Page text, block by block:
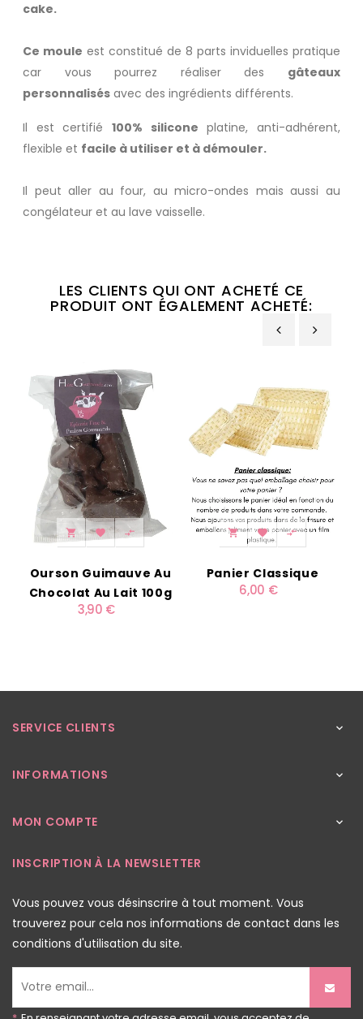
cake.
Ce moule est constitué de 8 parts inviduelles pratique
car vous pourrez réaliser des gâteaux
personnalisés avec des ingrédients différents.
Il est certifié 100% silicone platine, anti-adhérent,
flexible et facile à utiliser et à démouler.
Il peut aller au four, au micro-ondes mais aussi au
congélateur et au lave vaisselle.
LES CLIENTS QUI ONT ACHETÉ CE
PRODUIT ONT ÉGALEMENT ACHETÉ:
  
Ourson Guimauve Au
Chocolat Au Lait 100g
3,90 €
  
Panier Classique
6,00 €
SERVICE CLIENTS 
INFORMATIONS 
MON COMPTE 
INSCRIPTION À LA NEWSLETTER
Vous pouvez vous désinscrire à tout moment. Vous
trouverez pour cela nos informations de contact dans les
conditions d'utilisation du site.